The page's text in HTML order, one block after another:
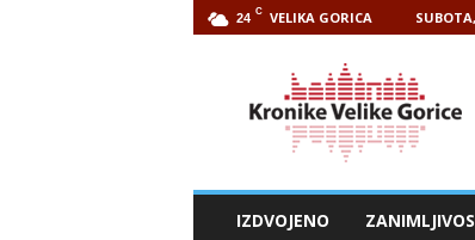
24 C VELIKA GORICA
IZDVOJENO